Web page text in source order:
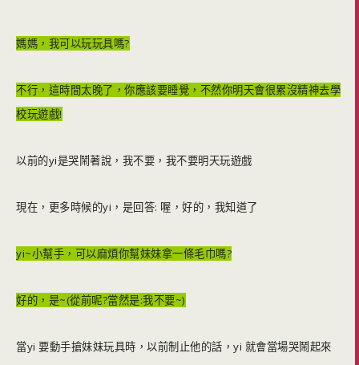
媽媽，我可以玩玩具嗎?
不行，這時間太晚了，你應該要睡覺，不然你明天會很累沒精神去學
校玩遊戲!
以前的yi是哭鬧著說，我不要，我不要明天玩遊戲
現在，更多時候的yi，是回答: 喔，好的，我知道了
yi~小幫手，可以麻煩你幫妹妹拿一條毛巾嗎?
好的，是~(從前呢?當然是:我不要~)
當yi 要動手搶妹妹玩具時，以前制止他的話，yi 就會當場哭鬧起來